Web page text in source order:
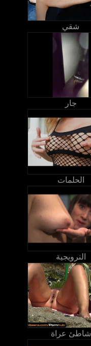
شقي
جار
الحلمات
النرويجية
شاطئ عراة